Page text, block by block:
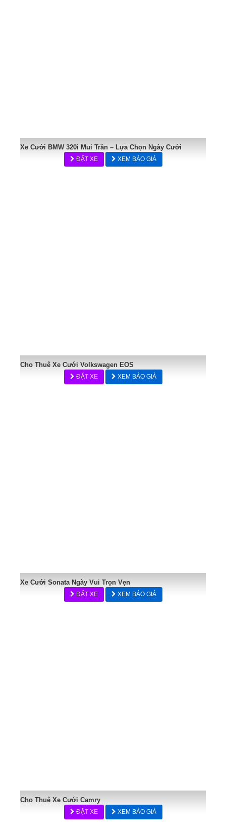
Xe Cưới BMW 320i Mui Trần – Lựa Chọn Ngày Cưới
ĐẶT XE XEM BÁO GIÁ
Cho Thuê Xe Cưới Volkswagen EOS
ĐẶT XE XEM BÁO GIÁ
Xe Cưới Sonata Ngày Vui Trọn Vẹn
ĐẶT XE XEM BÁO GIÁ
Cho Thuê Xe Cưới Camry
ĐẶT XE XEM BÁO GIÁ